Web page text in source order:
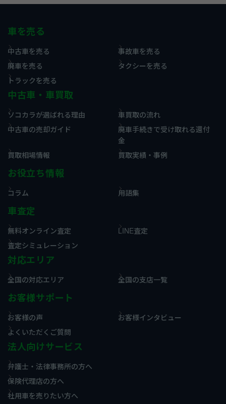
車を売る
中古車を売る
事故車を売る
廃車を売る
タクシーを売る
トラックを売る
中古車・車買取
ソコカラが選ばれる理由
車買取の流れ
中古車の売却ガイド
廃車手続きで受け取れる還付
金
買取相場情報
買取実績・事例
お役立ち情報
コラム 用語集
車査定
無料オンライン査定
LINE査定
査定シミュレーション
対応エリア
全国の対応エリア 全国の支店一覧
お客様サポート
お客様の声
お客様インタビュー
よくいただくご質問
法人向けサービス
弁護士・法律事務所の方へ
保険代理店の方へ
社用車を売りたい方へ